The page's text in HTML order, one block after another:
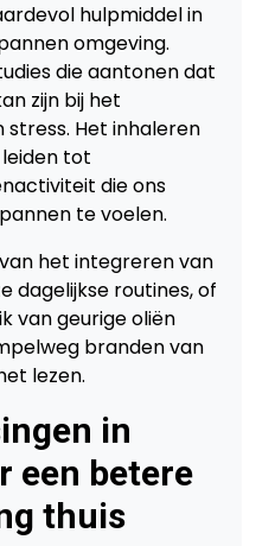
hulpmiddel in
omgeving.
die aantonen dat
zijn bij het
Het inhaleren
tot
die ons
te voelen.
het integreren van
dagelijkse routines, of
van geurige oliën
branden van
lezen.
in
een betere
thuis